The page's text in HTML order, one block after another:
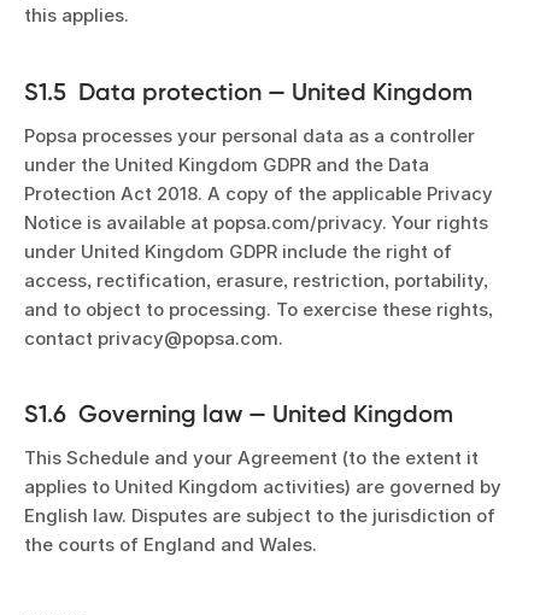
this applies.
S1.5 Data protection — United Kingdom
Popsa processes your personal data as a controller
under the United Kingdom GDPR and the Data
Protection Act 2018. A copy of the applicable Privacy
Notice is available at popsa.com/privacy. Your rights
under United Kingdom GDPR include the right of
access, rectification, erasure, restriction, portability,
and to object to processing. To exercise these rights,
contact privacy@popsa.com.
S1.6 Governing law — United Kingdom
This Schedule and your Agreement (to the extent it
applies to United Kingdom activities) are governed by
English law. Disputes are subject to the jurisdiction of
the courts of England and Wales.